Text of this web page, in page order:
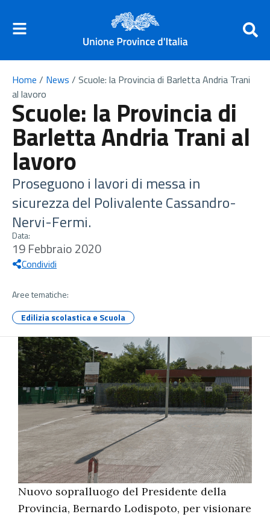
Home / News / Scuole: la Provincia di Barletta Andria Trani
al lavoro
Scuole: la Provincia di
Barletta Andria Trani al
lavoro
Proseguono i lavori di messa in
sicurezza del Polivalente Cassandro-
Nervi-Fermi.
Data:
19 Febbraio 2020
Condividi
Aree tematiche:
Edilizia scolastica e Scuola
Nuovo sopralluogo del Presidente della
Provincia, Bernardo Lodispoto, per visionare